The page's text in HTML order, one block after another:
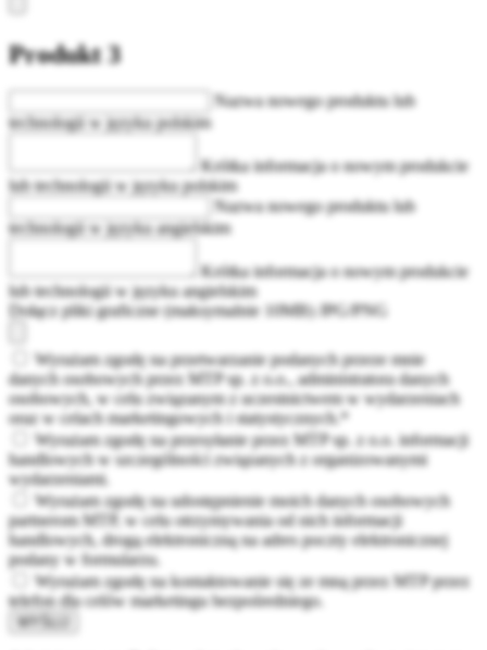
Produkt 3
Nazwa nowego produktu lub
technologii w języku polskim
Krótka informacja o nowym produkcie
lub technologii w języku polskim
Nazwa nowego produktu lub
technologii w języku angielskim
Krótka informacja o nowym produkcie
lub technologii w języku angielskim
Dołącz pliki graficzne (maksymalnie 10MB) JPG/PNG
Wyrażam zgodę na przetwarzanie podanych przeze mnie
danych osobowych przez MTP sp. z o.o., administratora danych
osobowych, w celu związanym z uczestnictwem w wydarzeniach
oraz w celach marketingowych i statystycznych.*
Wyrażam zgodę na przesyłanie przez MTP sp. z o.o. informacji
handlowych w szczególności związanych z organizowanymi
wydarzeniami.
Wyrażam zgodę na udostępnienie moich danych osobowych
partnerom MTP, w celu otrzymywania od nich informacji
handlowych, drogą elektroniczną na adres poczty elektronicznej
podany w formularzu.
Wyrażam zgodę na kontaktowanie się ze mną przez MTP przez
telefon dla celów marketingu bezpośredniego.
WYŚLIJ